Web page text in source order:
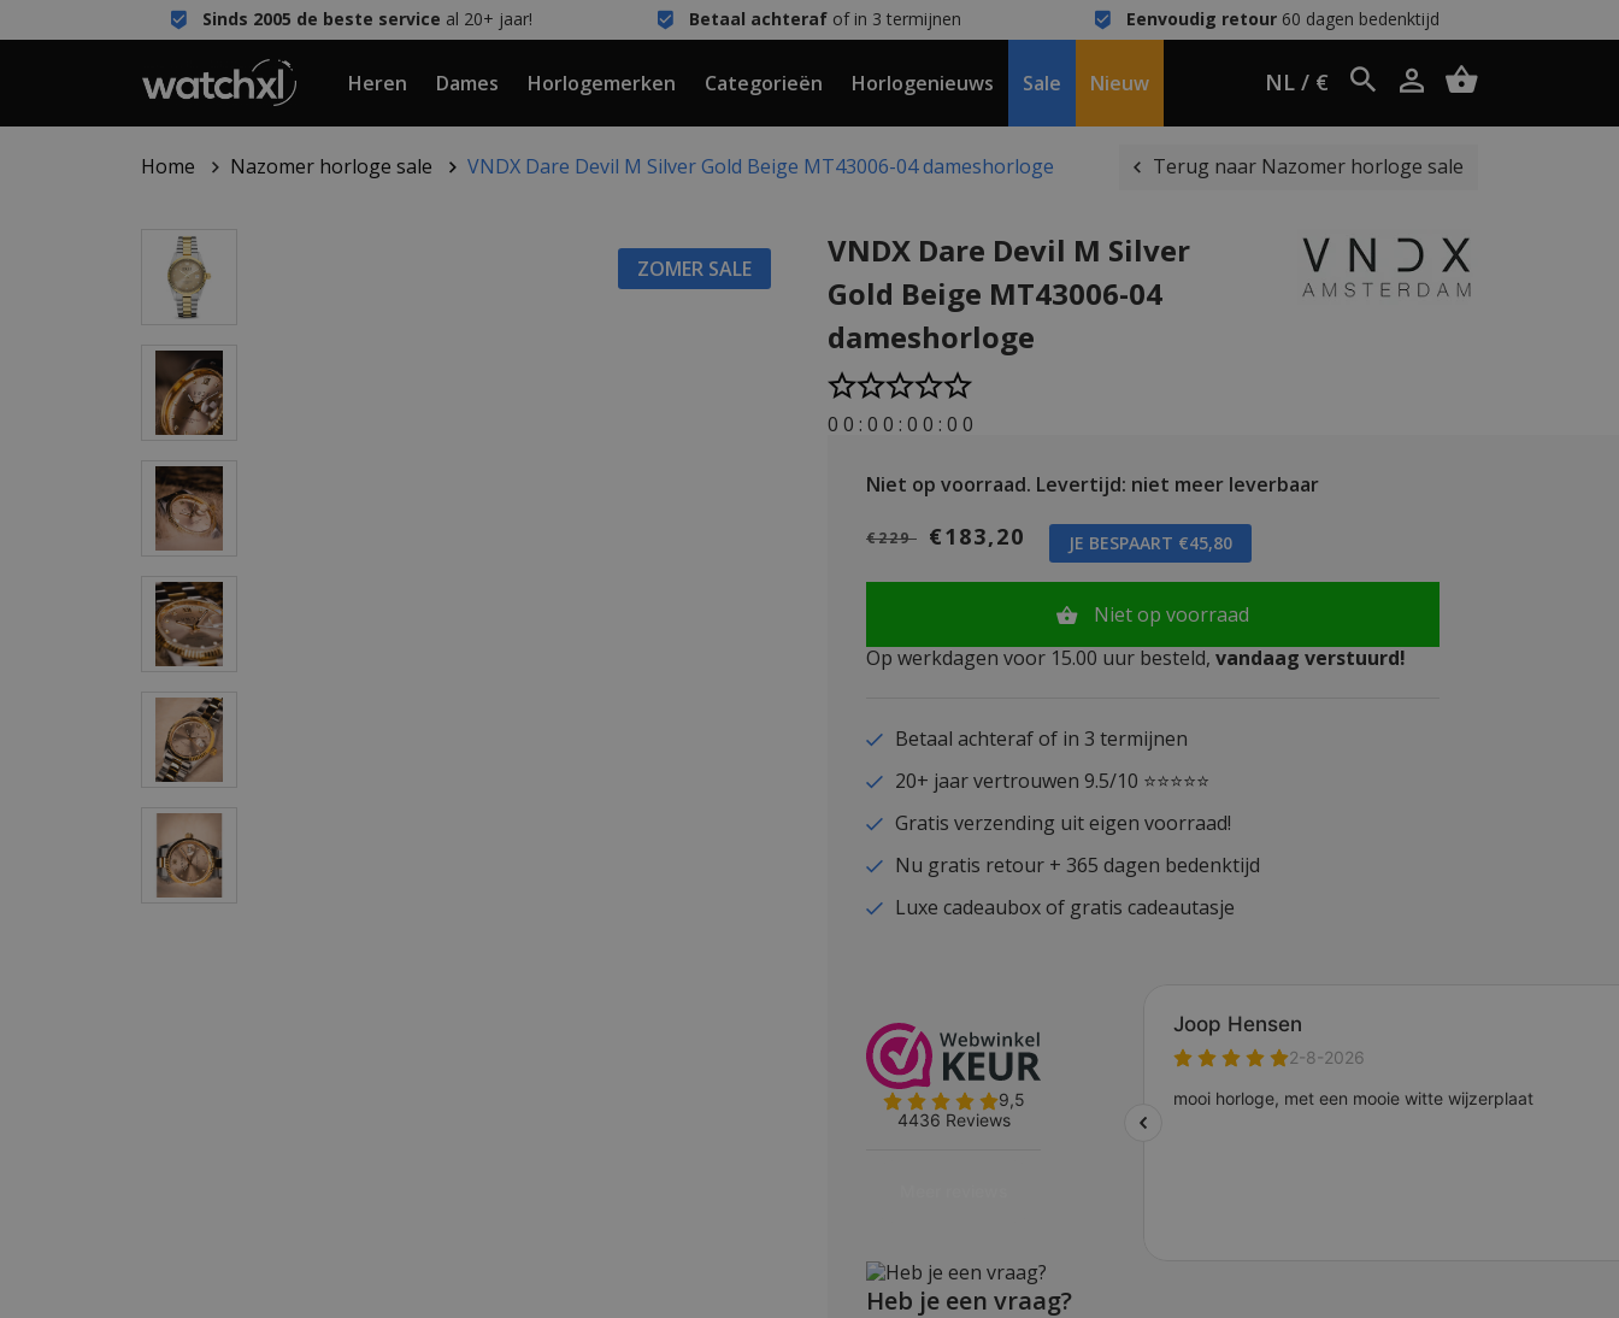
Sinds 2005 de beste service al 20+ jaar! Betaal achterafof in 3 termijnen Eenvoudig retour60 dagen bedenktijd
Heren Dames Horlogemerken Categorieën Horlogenieuws Sale Nieuw NL / €
Home Nazomer horloge sale VNDX Dare Devil M Silver Gold Beige MT43006-04 dameshorloge Terug naar Nazomer horloge sale
ZOMER SALE
VNDX Dare Devil M Silver
Gold Beige MT43006-04
dameshorloge
0 0 : 0 0 : 0 0 : 0 0
Niet op voorraad. Levertijd: niet meer leverbaar
€229 €183,20 JE BESPAART €45,80
Niet op voorraad
Op werkdagen voor 15.00 uur besteld, vandaag verstuurd!
Betaal achteraf of in 3 termijnen
20+ jaar vertrouwen 9.5/10 ⭐⭐⭐⭐⭐
Gratis verzending uit eigen voorraad!
Nu gratis retour + 365 dagen bedenktijd
Luxe cadeaubox of gratis cadeautasje
Heb je een vraag?